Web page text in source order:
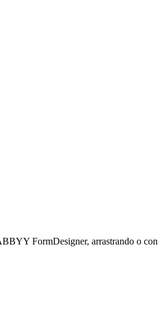
FormDesigner, arrastrando o con